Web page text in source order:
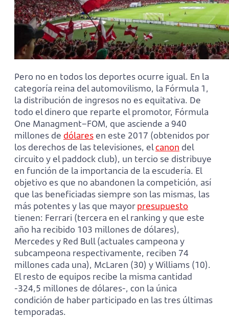
Pero no en todos los deportes ocurre igual. En la
categoría reina del automovilismo, la Fórmula 1,
la distribución de ingresos no es equitativa. De
todo el dinero que reparte el promotor, Fórmula
One Managment–FOM, que asciende a 940
millones de dólaresen este 2017 (obtenidos por
los derechos de las televisiones, elcanon del
circuito y el paddock club), un tercio se distribuye
en función de la importancia de la escudería. El
objetivo es que no abandonen la competición, así
que las beneficiadas siempre son las mismas, las
más potentes y las que mayorpresupuesto
tienen: Ferrari (tercera en el ranking y que este
año ha recibido 103 millones de dólares),
Mercedes y Red Bull (actuales campeona y
subcampeona respectivamente, reciben 74
millones cada una), McLaren (30) y Williams (10).
El resto de equipos recibe la misma cantidad
-324,5 millones de dólares-, con la única
condición de haber participado en las tres últimas
temporadas.